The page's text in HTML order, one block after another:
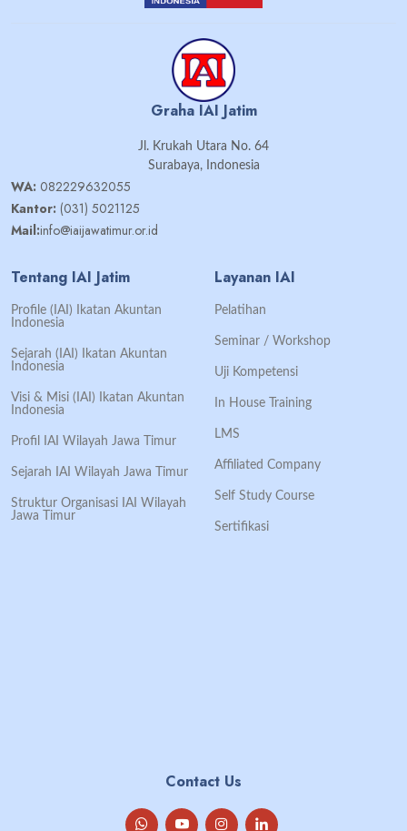
Graha IAI Jatim
Jl. Krukah Utara No. 64
Surabaya, Indonesia
WA: 082229632055
Kantor: (031) 5021125
Mail:info@iaijawatimur.or.id
Tentang IAI Jatim
Profile (IAI) Ikatan Akuntan
Indonesia
Sejarah (IAI) Ikatan Akuntan
Indonesia
Visi & Misi (IAI) Ikatan Akuntan
Indonesia
Profil IAI Wilayah Jawa Timur
Sejarah IAI Wilayah Jawa Timur
Struktur Organisasi IAI Wilayah
Jawa Timur
Layanan IAI
Pelatihan
Seminar / Workshop
Uji Kompetensi
In House Training
LMS
Affiliated Company
Self Study Course
Sertifikasi
Contact Us